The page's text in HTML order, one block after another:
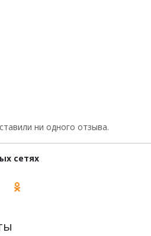
ни одного отзыва.
сетях